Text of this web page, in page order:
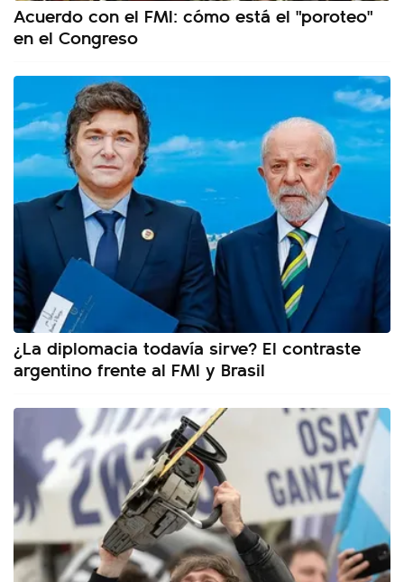
Acuerdo con el FMI: cómo está el "poroteo"
en el Congreso
¿La diplomacia todavía sirve? El contraste
argentino frente al FMI y Brasil